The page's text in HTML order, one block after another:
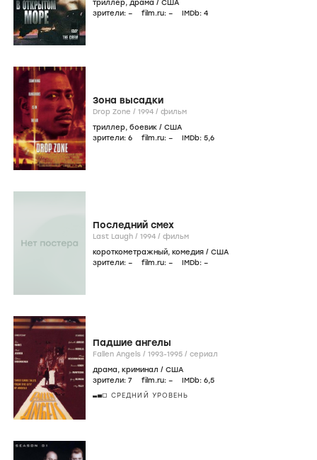
триллер, драма / США
зрители: – film.ru: – IMDb: 4
Зона высадки
Drop Zone / 1994 / фильм
триллер, боевик / США
зрители: 6 film.ru: – IMDb: 5,6
Последний смех
Last Laugh / 1994 / фильм
короткометражный, комедия / США
зрители: – film.ru: – IMDb: –
Падшие ангелы
Fallen Angels / 1993-1995 / сериал
драма, криминал / США
зрители: 7 film.ru: – IMDb: 6,5
СРЕДНИЙ УРОВЕНЬ